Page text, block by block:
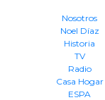
Nosotros
Noel Díaz
Historia
TV
Radio
Casa Hogar
ESPA